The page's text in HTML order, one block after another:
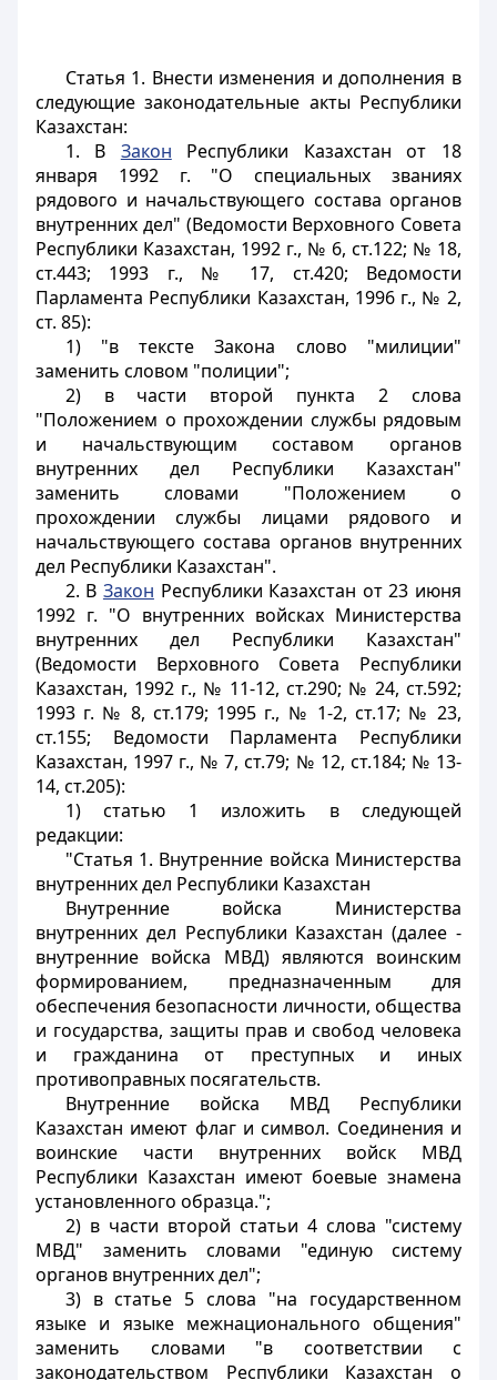
Статья 1. Внести изменения и дополнения в
следующие законодательные акты Республики
Казахстан:
1. В Закон Республики Казахстан от 18
января 1992 г. "О специальных званиях
рядового и начальствующего состава органов
внутренних дел" (Ведомости Верховного Совета
Республики Казахстан, 1992 г., № 6, ст.122; № 18,
ст.443; 1993 г., № 17, ст.420; Ведомости
Парламента Республики Казахстан, 1996 г., № 2,
ст. 85):
1) "в тексте Закона слово "милиции"
заменить словом "полиции";
2) в части второй пункта 2 слова
"Положением о прохождении службы рядовым
и начальствующим составом органов
внутренних дел Республики Казахстан"
заменить словами "Положением о
прохождении службы лицами рядового и
начальствующего состава органов внутренних
дел Республики Казахстан".
2. В Закон Республики Казахстан от 23 июня
1992 г. "О внутренних войсках Министерства
внутренних дел Республики Казахстан"
(Ведомости Верховного Совета Республики
Казахстан, 1992 г., № 11-12, ст.290; № 24, ст.592;
1993 г. № 8, ст.179; 1995 г., № 1-2, ст.17; № 23,
ст.155; Ведомости Парламента Республики
Казахстан, 1997 г., № 7, ст.79; № 12, ст.184; № 13-
14, ст.205):
1) статью 1 изложить в следующей
редакции:
"Статья 1. Внутренние войска Министерства
внутренних дел Республики Казахстан
Внутренние войска Министерства
внутренних дел Республики Казахстан (далее -
внутренние войска МВД) являются воинским
формированием, предназначенным для
обеспечения безопасности личности, общества
и государства, защиты прав и свобод человека
и гражданина от преступных и иных
противоправных посягательств.
Внутренние войска МВД Республики
Казахстан имеют флаг и символ. Соединения и
воинские части внутренних войск МВД
Республики Казахстан имеют боевые знамена
установленного образца.";
2) в части второй статьи 4 слова "систему
МВД" заменить словами "единую систему
органов внутренних дел";
3) в статье 5 слова "на государственном
языке и языке межнационального общения"
заменить словами "в соответствии с
законодательством Республики Казахстан о